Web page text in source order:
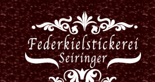
Zum
Inhalt
springen